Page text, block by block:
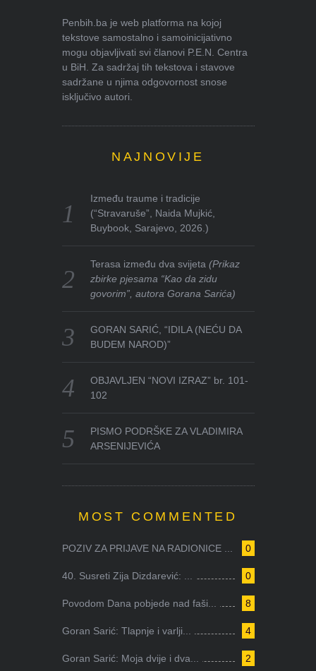
Penbih.ba je web platforma na kojoj
tekstove samostalno i samoinicijativno
mogu objavljivati svi članovi P.E.N. Centra
u BiH. Za sadržaj tih tekstova i stavove
sadržane u njima odgovornost snose
isključivo autori.
NAJNOVIJE
Između traume i tradicije
(“Stravaruše”, Naida Mujkić,
Buybook, Sarajevo, 2026.)
Terasa između dva svijeta(Prikaz
zbirke pjesama “Kao da zidu
govorim”, autora Gorana Sarića)
GORAN SARIĆ, “IDILA (NEĆU DA
BUDEM NAROD)”
OBJAVLJEN “NOVI IZRAZ” br. 101-
102
PISMO PODRŠKE ZA VLADIMIRA
ARSENIJEVIĆA
MOST COMMENTED
0
POZIV ZA PRIJAVE NA RADIONICE ...
0
40. Susreti Zija Dizdarević: ...
8
Povodom Dana pobjede nad faši...
4
Goran Sarić: Tlapnje i varlji...
2
Goran Sarić: Moja dvije i dva...